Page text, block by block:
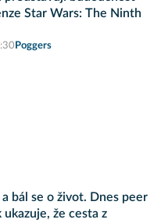
Star Wars: The Ninth
Poggers
bál se o život. Dnes peer
ukazuje, že cesta z